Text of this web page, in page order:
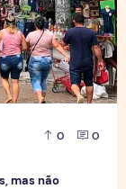
0 0
mas não